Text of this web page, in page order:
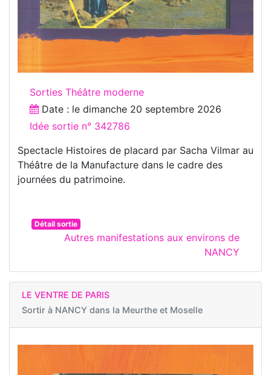
Sorties Théâtre moderne
Date : le dimanche 20 septembre 2026
Idée sortie n° 342786
Spectacle Histoires de placard par Sacha Vilmar au
Théâtre de la Manufacture dans le cadre des
journées du patrimoine.
Détail sortie
Autres manifestations aux environs de
NANCY
LE VENTRE DE PARIS
Sortir à NANCY dans la Meurthe et Moselle